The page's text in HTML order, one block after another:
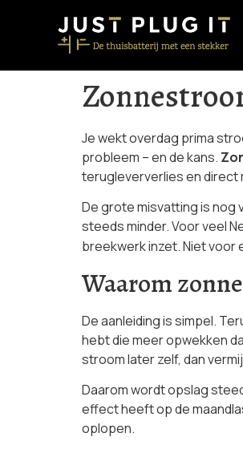
Je wekt overdag prima
probleem – en de kans.
terugleververlies en direct
De grote misvatting is nog
steeds minder. Voor veel
breekwerk inzet. Niet voor
Waarom
De aanleiding is simpel.
hebt die meer opwekken
stroom later zelf, dan
Daarom wordt opslag
effect heeft op de
oplopen.